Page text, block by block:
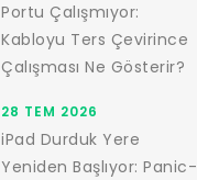
Portu Çalışmıyor:
Kabloyu Ters Çevirince
Çalışması Ne Gösterir?
28 TEM 2026
iPad Durduk Yere
Yeniden Başlıyor: Panic-